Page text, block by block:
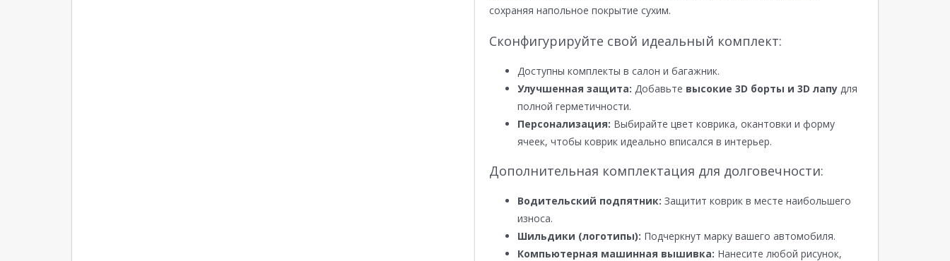
сохраняя напольное покрытие сухим.
Сконфигурируйте свой идеальный комплект:
Доступны комплекты в салон и багажник.
Улучшенная защита: Добавьте высокие 3D борты и 3D лапу для
полной герметичности.
Персонализация: Выбирайте цвет коврика, окантовки и форму
ячеек, чтобы коврик идеально вписался в интерьер.
Дополнительная комплектация для долговечности:
Водительский подпятник: Защитит коврик в месте наибольшего
износа.
Шильдики (логотипы): Подчеркнут марку вашего автомобиля.
Компьютерная машинная вышивка: Нанесите любой рисунок,